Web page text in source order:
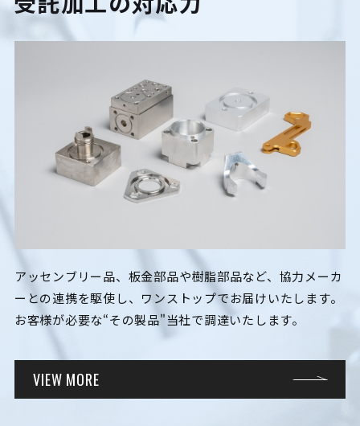
アッセンブリー品、板金部品や樹脂部品など、協力メーカ
ーとの連携を駆使し、ワンストップでお届けいたします。
お客様が必要な“その製品"当社で調達いたします。
VIEW MORE